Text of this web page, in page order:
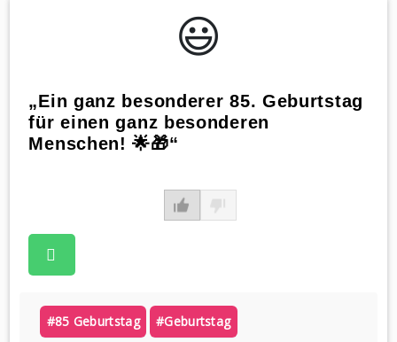
😃️
„Ein ganz besonderer 85. Geburtstag
für einen ganz besonderen
Menschen! 🌟🎁“
#85 Geburtstag #geburtstag